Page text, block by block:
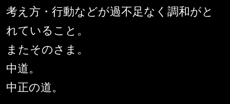
考え方・行動などが過不足なく調和がと
れていること。
またそのさま。
中道。
中正の道。